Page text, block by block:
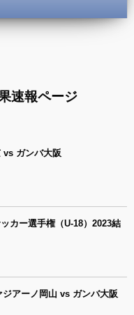
速報ページ
vs ガンバ大阪
カー選手権（U-18）2023結
ジアーノ岡山 vs ガンバ大阪